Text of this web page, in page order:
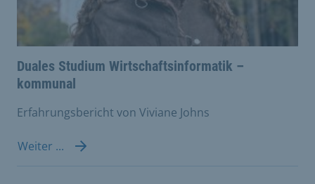
Duales Studium Wirtschaftsinformatik –
kommunal
Erfahrungsbericht von Viviane Johns
Weiter ...